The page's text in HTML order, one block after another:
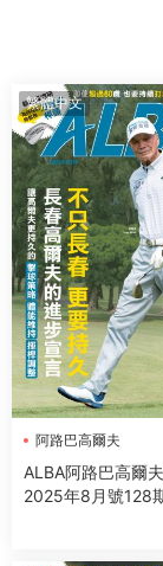
繁體中文
阿路巴高爾夫
ALBA阿路巴高爾
2025年8月號128